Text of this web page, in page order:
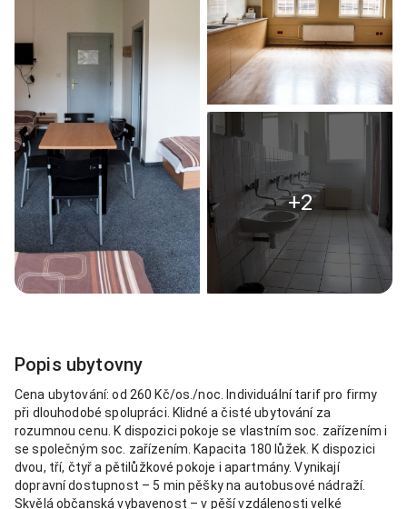
+2
Popis ubytovny
Cena ubytování: od 260 Kč/os./noc. Individuální tarif pro firmy
při dlouhodobé spolupráci. Klidné a čisté ubytování za
rozumnou cenu. K dispozici pokoje se vlastním soc. zařízením i
se společným soc. zařízením. Kapacita 180 lůžek. K dispozici
dvou, tří, čtyř a pětilůžkové pokoje i apartmány. Vynikají
dopravní dostupnost – 5 min pěšky na autobusové nádraží.
Skvělá občanská vybavenost – v pěší vzdálenosti velké